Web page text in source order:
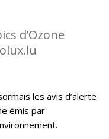
d’Ozone
les avis d’alerte
émis par